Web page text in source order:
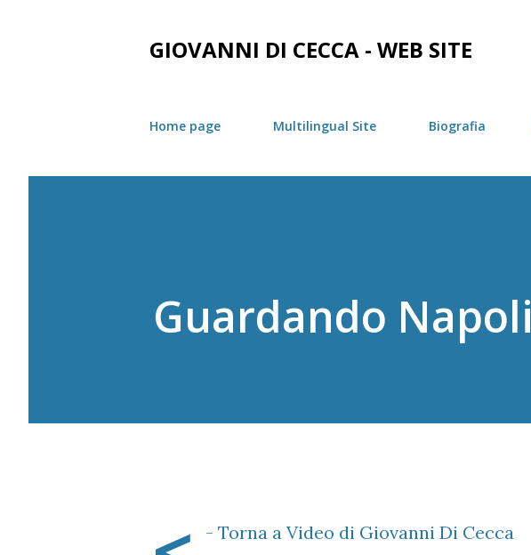
GIOVANNI DI CECCA - WEB SITE
Home page Multilingual Site Biografia
Guardando Napoli
- Torna a Video di Giovanni Di Cecca